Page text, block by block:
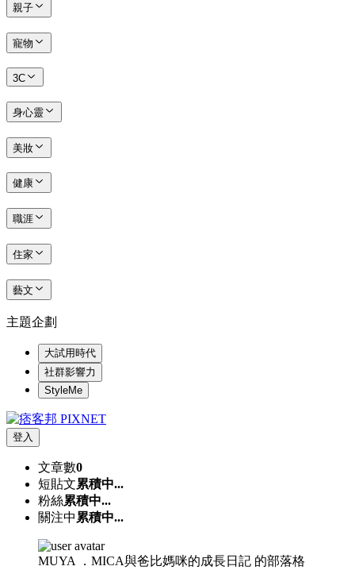
親子
寵物
3C
身心靈
美妝
健康
職涯
住家
藝文
主題企劃
大試用時代
社群影響力
StyleMe
登入
文章數0
短貼文累積中...
粉絲累積中...
關注中 累積中...
MUYA ．MICA與爸比媽咪的成長日記 的部落格